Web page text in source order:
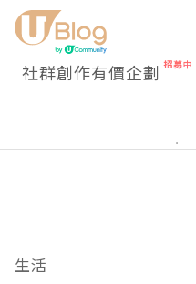
社群創作有價企劃
生活